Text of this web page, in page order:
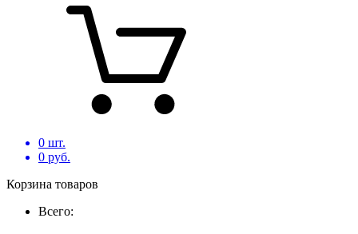
0 шт.
0 руб.
Корзина товаров
Всего: